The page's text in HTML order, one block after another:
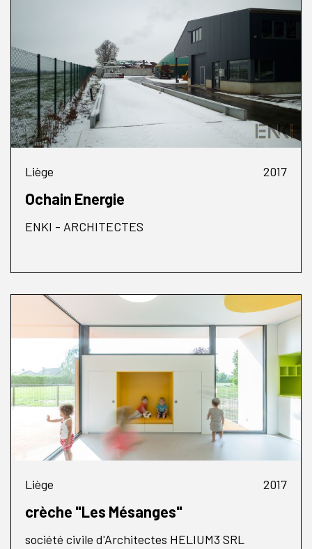
Liège 2017
Ochain Energie
ENKI - ARCHITECTES
Liège 2017
crèche "Les Mésanges"
société civile d'Architectes HELIUM3 SRL